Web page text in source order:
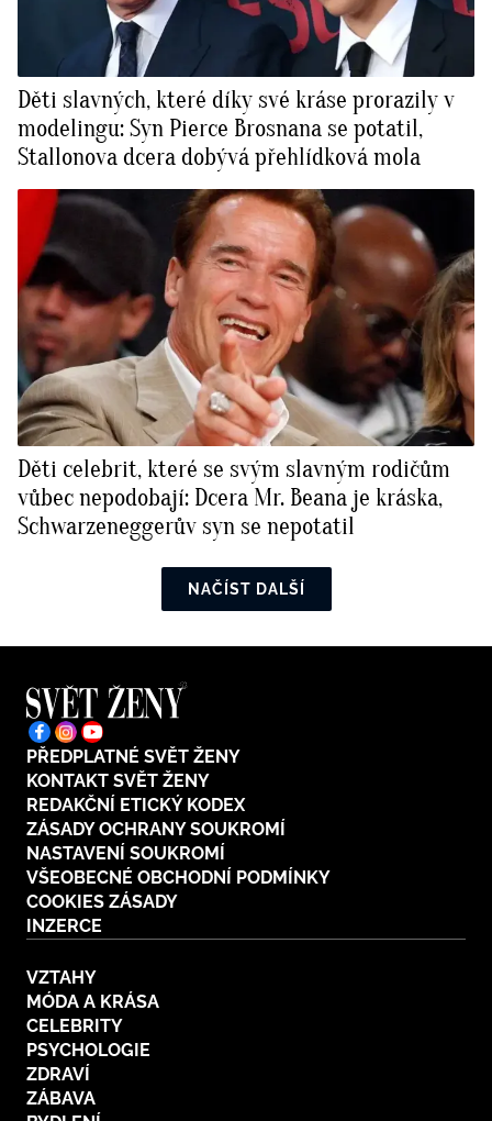
Děti slavných, které díky své kráse prorazily v
modelingu: Syn Pierce Brosnana se potatil,
Stallonova dcera dobývá přehlídková mola
Děti celebrit, které se svým slavným rodičům
vůbec nepodobají: Dcera Mr. Beana je kráska,
Schwarzeneggerův syn se nepotatil
NAČÍST DALŠÍ
PŘEDPLATNÉ SVĚT ŽENY
KONTAKT SVĚT ŽENY
REDAKČNÍ ETICKÝ KODEX
ZÁSADY OCHRANY SOUKROMÍ
NASTAVENÍ SOUKROMÍ
VŠEOBECNÉ OBCHODNÍ PODMÍNKY
COOKIES ZÁSADY
INZERCE
VZTAHY
MÓDA A KRÁSA
CELEBRITY
PSYCHOLOGIE
ZDRAVÍ
ZÁBAVA